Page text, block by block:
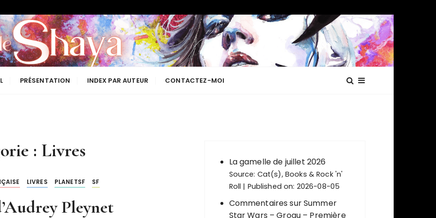
Les lectures de Shaya
PRÉSENTATION INDEX PAR AUTEUR CONTACTEZ-MOI
: Livres
LIVRES PLANETSF SF
Pleynet
La gamelle de juillet 2026
Source: Cat(s), Books & Rock 'n'
Roll
Published on: 2026-08-05
Commentaires sur Summer
Star Wars – Grogu – Première